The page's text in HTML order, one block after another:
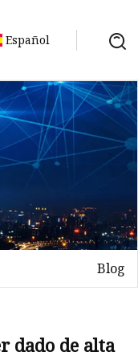
Español
Blog
dado de alta